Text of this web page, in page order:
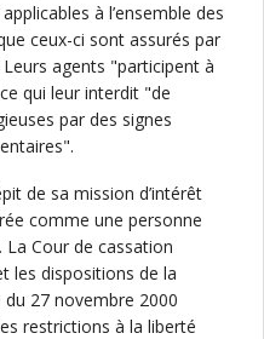
à l’ensemble des
ceux-ci sont assurés par
agents "participent à
qui leur interdit "de
par des signes
de sa mission d’intérêt
comme une personne
Cour de cassation
les dispositions de la
du 27 novembre 2000
restrictions à la liberté